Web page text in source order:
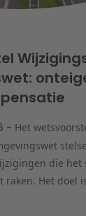
- Het
die het
raken. Het doel